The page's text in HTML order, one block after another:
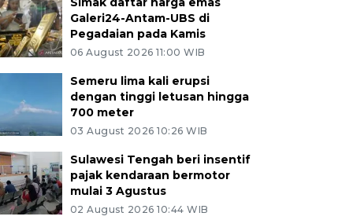
Galeri24-Antam-UBS di
Pegadaian pada Kamis
06 August 2026 11:00 WIB
Semeru lima kali erupsi
dengan tinggi letusan hingga
700 meter
03 August 2026 10:26 WIB
Sulawesi Tengah beri insentif
pajak kendaraan bermotor
mulai 3 Agustus
02 August 2026 10:44 WIB